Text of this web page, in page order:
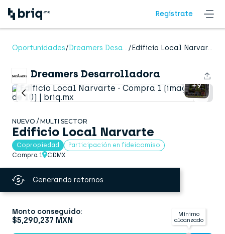
presenta
Regístrate
Oportunidades/ Dreamers Desarrolladora/ Edificio Local Narvarte - Compra 1
Dreamers Desarrolladora
+9
NUEVO / MULTI SECTOR
Edificio Local Narvarte
Copropiedad
Participación en fideicomiso
Compra 1
CDMX
Generando retornos
Monto conseguido:
$5,290,237 MXN
Mínimo
alcanzado